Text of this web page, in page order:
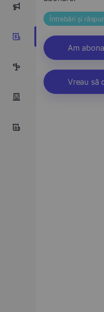
0
Întrebări și
Am
Vreau să